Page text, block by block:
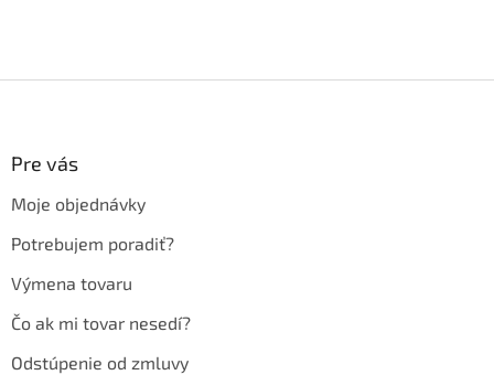
Pre vás
Moje objednávky
Potrebujem poradiť?
Výmena tovaru
Čo ak mi tovar nesedí?
Odstúpenie od zmluvy